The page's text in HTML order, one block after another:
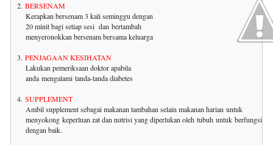
2.BERSENAM
Kerapkan bersenam 3 kali seminggu dengan
20 minit bagi setiap sesidanbertambah
menyeronokkan bersenam bersama keluarga
3.PENJAGAAN KESIHATAN
Lakukan pemeriksaan doktor apabila
anda mengalamitanda-tanda diabetes
4.SUPPLEMENT
Ambil supplement sebagai makanan tambahan selain makanan harianuntuk
menyokongkeperluan zat dan nutrisi yang diperlukan olehtubuhuntuk berfungsi
dengan baik.